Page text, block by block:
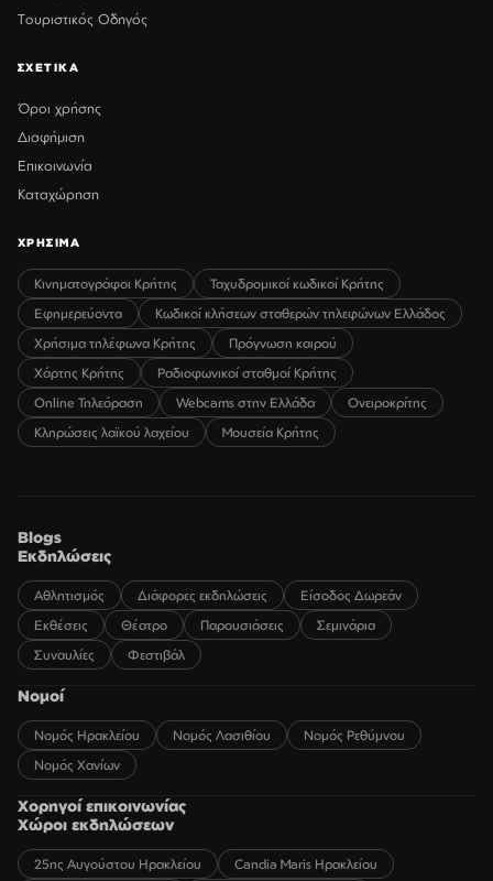
Τουριστικός Οδηγός
ΣΧΕΤΙΚΑ
Όροι χρήσης
Διαφήμιση
Επικοινωνία
Καταχώρηση
ΧΡΗΣΙΜΑ
Κινηματογράφοι Κρήτης
Ταχυδρομικοί κωδικοί Κρήτης
Εφημερεύοντα
Κωδικοί κλήσεων σταθερών τηλεφώνων Ελλάδος
Χρήσιμα τηλέφωνα Κρήτης
Πρόγνωση καιρού
Χάρτης Κρήτης
Ραδιοφωνικοί σταθμοί Κρήτης
Online Τηλεόραση
Webcams στην Ελλάδα
Ονειροκρίτης
Κληρώσεις λαϊκού λαχείου
Μουσεία Κρήτης
Blogs
Εκδηλώσεις
Αθλητισμός Διάφορες εκδηλώσεις
Είσοδος Δωρεάν
Εκθέσεις
Θέατρο Παρουσιάσεις
Σεμινάρια
Συναυλίες
Φεστιβάλ
Νομοί
Νομός Ηρακλείου Νομός Λασιθίου
Νομός Ρεθύμνου
Νομός Χανίων
Χορηγοί επικοινωνίας
Χώροι εκδηλώσεων
25ης Αυγούστου Ηρακλείου
Candia Maris Ηρακλείου